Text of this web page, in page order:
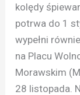
kolędy
potrwa do 1
wypełni
na Placu
Morawskim
28 listopada.